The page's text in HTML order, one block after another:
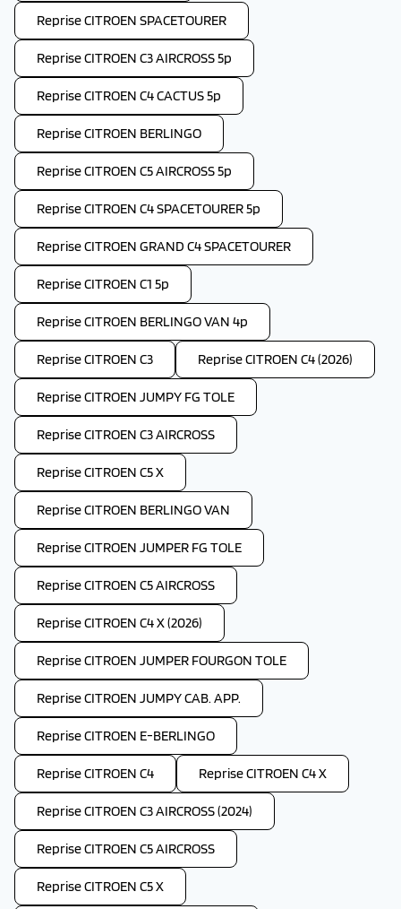
Reprise CITROEN SPACETOURER
Reprise CITROEN C3 AIRCROSS 5p
Reprise CITROEN C4 CACTUS 5p
Reprise CITROEN BERLINGO
Reprise CITROEN C5 AIRCROSS 5p
Reprise CITROEN C4 SPACETOURER 5p
Reprise CITROEN GRAND C4 SPACETOURER
Reprise CITROEN C1 5p
Reprise CITROEN BERLINGO VAN 4p
Reprise CITROEN C3 Reprise CITROEN C4 (2026)
Reprise CITROEN JUMPY FG TOLE
Reprise CITROEN C3 AIRCROSS
Reprise CITROEN C5 X
Reprise CITROEN BERLINGO VAN
Reprise CITROEN JUMPER FG TOLE
Reprise CITROEN C5 AIRCROSS
Reprise CITROEN C4 X (2026)
Reprise CITROEN JUMPER FOURGON TOLE
Reprise CITROEN JUMPY CAB. APP.
Reprise CITROEN E-BERLINGO
Reprise CITROEN C4 Reprise CITROEN C4 X
Reprise CITROEN C3 AIRCROSS (2024)
Reprise CITROEN C5 AIRCROSS
Reprise CITROEN C5 X